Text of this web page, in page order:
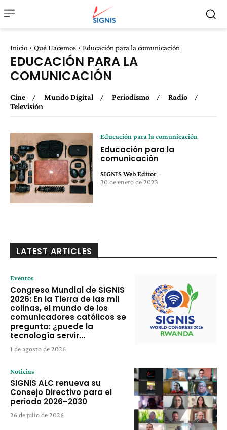
Inicio Qué Hacemos Educación para la comunicación
EDUCACIÓN PARA LA
COMUNICACIÓN
Cine Mundo Digital Periodismo
Radio
Televisión
Educación para la comunicación
Educación para la
comunicación
SIGNIS Web Editor -
30 de enero de 2023
LATEST ARTICLES
Eventos
Congreso Mundial de SIGNIS
2026: En la Tierra de las mil
colinas, el mundo de los
comunicadores católicos se
pregunta: ¿puede la
tecnología servir...
1 de agosto de 2026
Noticias
SIGNIS ALC renueva su
Consejo Directivo para el
periodo 2026–2030
26 de julio de 2026